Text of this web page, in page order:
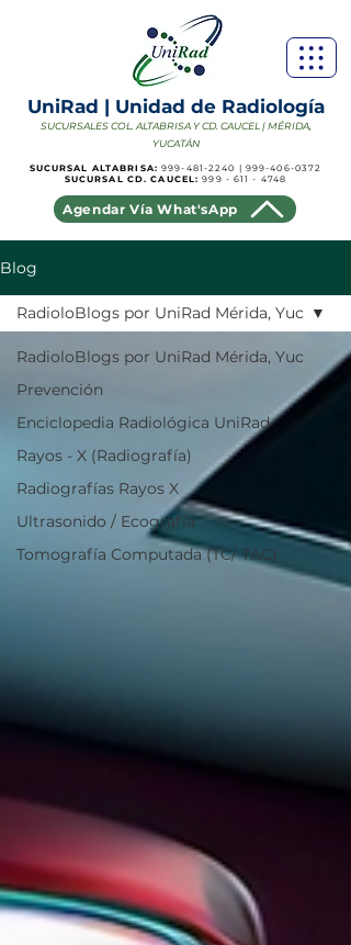
SUCURSAL ALTABRISA:999-481-2240 | 999-406-0372
SUCURSAL CD. CAUCEL:999 - 611 - 4748
UniRad | Unidad de Radiología
SUCURSALES COL. ALTABRISA Y CD. CAUCEL | MÉRIDA,
YUCATÁN
Agendar Vía What'sApp
Blog
RadioloBlogs por UniRad Mérida, Yuc
Prevención
Enciclopedia Radiológica UniRad
Rayos - X (Radiografía)
Radiografías Rayos X
Ultrasonido / Ecografía
Tomografía Computada (TC/ TAC)
RadioloBlogs por UniRad Mérida, Yuc